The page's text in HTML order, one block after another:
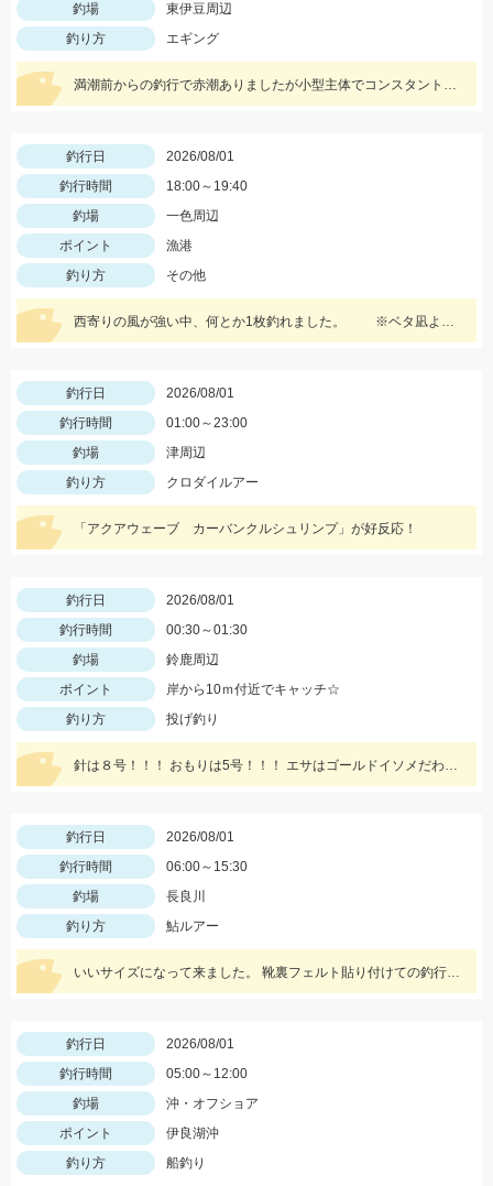
釣場
東伊豆周辺
釣り方
エギング
満潮前からの釣行で赤潮ありましたが小型主体でコンスタントにあたりがありました
釣行日
2026/08/01
釣行時間
18:00～19:40
釣場
一色周辺
ポイント
漁港
釣り方
その他
西寄りの風が強い中、何とか1枚釣れました。 ※ベタ凪よりは魚の活性が高い気がします。
釣行日
2026/08/01
釣行時間
01:00～23:00
釣場
津周辺
釣り方
クロダイルアー
「アクアウェーブ カーバンクルシュリンプ」が好反応！
釣行日
2026/08/01
釣行時間
00:30～01:30
釣場
鈴鹿周辺
ポイント
岸から10ｍ付近でキャッチ☆
釣り方
投げ釣り
針は８号！！！ おもりは5号！！！ エサはゴールドイソメだわ～ん！
釣行日
2026/08/01
釣行時間
06:00～15:30
釣場
長良川
釣り方
鮎ルアー
いいサイズになって来ました。 靴裏フェルト貼り付けての釣行。 安心！店長〜アドバイスありがとうございました！
釣行日
2026/08/01
釣行時間
05:00～12:00
釣場
沖・オフショア
ポイント
伊良湖沖
釣り方
船釣り